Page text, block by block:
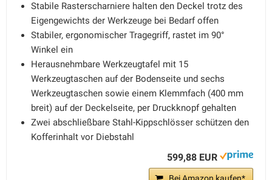
Stabile Rasterscharniere halten den Deckel trotz des
Eigengewichts der Werkzeuge bei Bedarf offen
Stabiler, ergonomischer Tragegriff, rastet im 90°
Winkel ein
Herausnehmbare Werkzeugtafel mit 15
Werkzeugtaschen auf der Bodenseite und sechs
Werkzeugtaschen sowie einem Klemmfach (400 mm
breit) auf der Deckelseite, per Druckknopf gehalten
Zwei abschließbare Stahl-Kippschlösser schützen den
Kofferinhalt vor Diebstahl
599,88 EUR